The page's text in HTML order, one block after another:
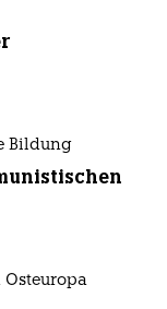
Bildung